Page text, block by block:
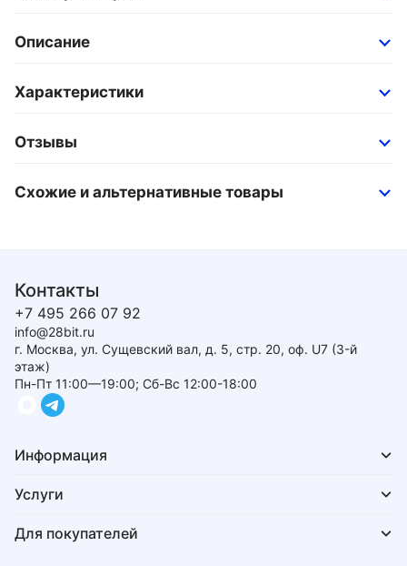
Описание
Характеристики
Отзывы
Схожие и альтернативные товары
Контакты
+7 495 266 07 92
info@28bit.ru
г. Москва, ул. Сущевский вал, д. 5, стр. 20, оф. U7 (3-й
этаж)
Пн-Пт 11:00—19:00; Сб-Вс 12:00-18:00
Информация
Услуги
Для покупателей